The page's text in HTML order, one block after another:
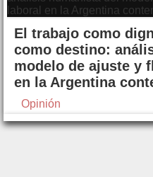
El trabajo como
como destino:
modelo de ajuste y
en la Argentina
Opinión